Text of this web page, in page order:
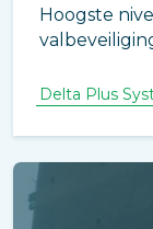
Hoogste
Delta Plus